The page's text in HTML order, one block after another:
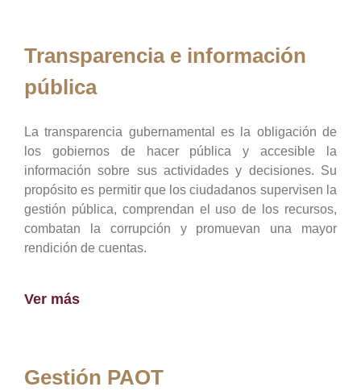
Transparencia e información
pública
La transparencia gubernamental es la obligación de
los gobiernos de hacer pública y accesible la
información sobre sus actividades y decisiones. Su
propósito es permitir que los ciudadanos supervisen la
gestión pública, comprendan el uso de los recursos,
combatan la corrupción y promuevan una mayor
rendición de cuentas.
Ver más
Gestión PAOT